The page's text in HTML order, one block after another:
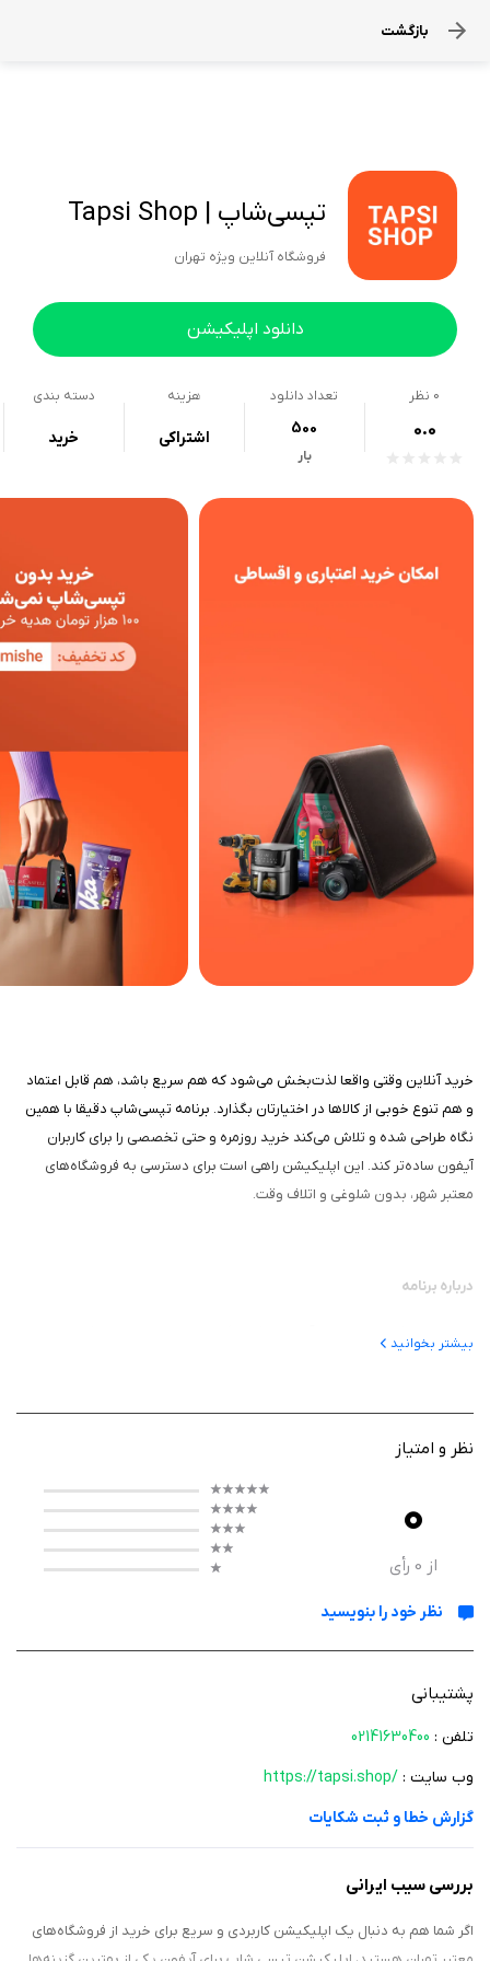
بازگشت
تپسی‌شاپ | Tapsi Shop
فروشگاه آنلاین ویژه تهران
دانلود اپلیکیشن
0 نظر
0.0
تعداد دانلود
500
بار
هزینه
اشتراکی
دسته بندی
خرید
خرید آنلاین وقتی واقعا لذت‌بخش می‌شود که هم سریع باشد، هم قابل اعتماد
و هم تنوع خوبی از کالاها در اختیارتان بگذارد. برنامه تپسی‌شاپ دقیقا با همین
نگاه طراحی شده و تلاش می‌کند خرید روزمره و حتی تخصصی را برای کاربران
آیفون ساده‌تر کند. این اپلیکیشن راهی است برای دسترسی به فروشگاه‌های
معتبر شهر، بدون شلوغی و اتلاف وقت.
درباره برنامه
یک اپ جمع شده‌اند. کاربرد اصلی این اپلیکیشن، جایگزین کردن گشت‌وگذار
حضوری با یک تجربه سریع و آنلاین است.
پروفایل، آدرس خود را ثبت می‌کنید و از میان فروشگاه‌های فعال، گزینه
شده و با همکاری الوپیک، کمتر از دو ساعت به دست‌تان می‌رسد.
ویژگی‌ ها
تحویل سریع زیر دو ساعت با پیک
امکان خرید اعتباری و اقساطی از طریق تارا، اوزون کارت و ازکی وام
امکان انتخاب زمان تحویل متناسب با برنامه شما
بیشتر بخوانید
نظر و امتیاز
0
از 0 رأی
نظر خود را بنویسید
پشتیبانی
تلفن : 02141630400
وب سایت : https://tapsi.shop/
گزارش خطا و ثبت شکایات
بررسی سیب ایرانی
اگر شما هم به دنبال یک اپلیکیشن کاربردی و سریع برای خرید از فروشگاه‌های